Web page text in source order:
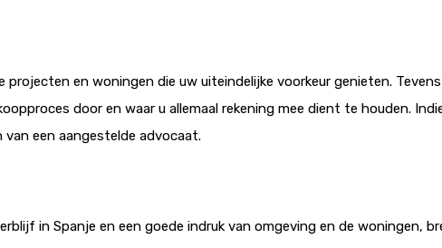
projecten en woningen die uw uiteindelijke voorkeur genieten.
door en waar u allemaal rekening mee dient te houden.
een aangestelde advocaat.
in Spanje en een goede indruk van omgeving en de woningen,